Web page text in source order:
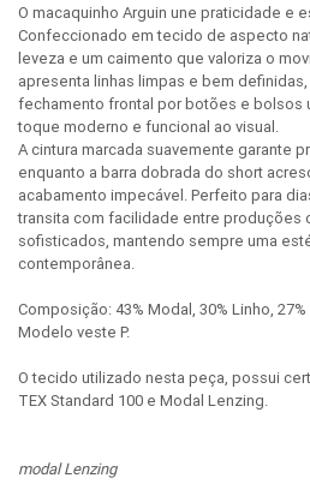
O macaquinho Arguin une praticidade e
Confeccionado em tecido de aspecto
leveza e um caimento que valoriza o
apresenta linhas limpas e bem
fechamento frontal por botões e bolsos
toque moderno e funcional ao visual.
A cintura marcada suavemente garante
enquanto a barra dobrada do short
acabamento impecável. Perfeito para
transita com facilidade entre produções
sofisticados, mantendo sempre uma
contemporânea.
Composição: 43% Modal, 30% Linho,
Modelo veste P.
O tecido utilizado nesta peça, possui
TEX Standard 100 e Modal Lenzing.
modal Lenzing